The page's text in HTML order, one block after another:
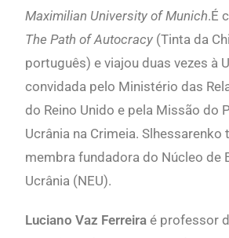
Maximilian University of Munich.É
The Path of Autocracy (Tinta da
português) e viajou duas vezes à
convidada pelo Ministério das
do Reino Unido e pela Missão do
Ucrânia na Crimeia. Slhessarenko
membra fundadora do Núcleo de
Ucrânia (NEU).
Luciano Vaz Ferreira é professor